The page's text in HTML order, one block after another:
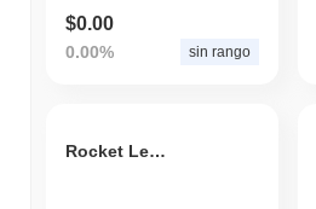
$0.00
0.00% sin rango
Rocket Lemon